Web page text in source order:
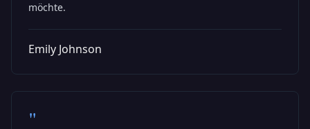
möchte.
Emily Johnson
"